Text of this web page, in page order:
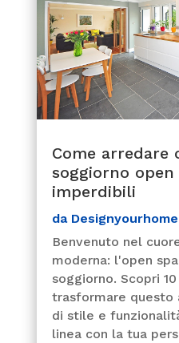
Come arredare
soggiorno open
imperdibili
da Designyourhome
Benvenuto nel
moderna: l'open
soggiorno. Scopri
trasformare questo
di stile e
linea con la tua